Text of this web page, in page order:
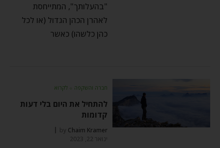
"בהעלותך", המתייחסת
לאהרן הכהן הגדול (או לכל
כהן כלשהו) כאשר
חברה והשקפה ⬦ לקרוא
להתחיל את היום בלי דעות
קדומות
by Chaim Kramer
ינואר 22, 2023